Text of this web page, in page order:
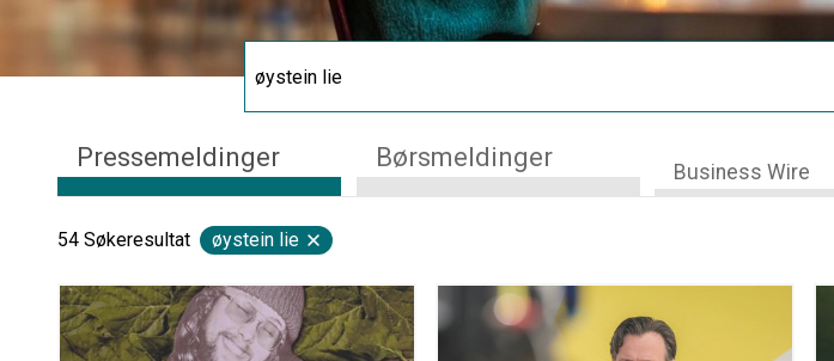
Pressemeldinger Børsmeldinger Business Wire
54 Søkeresultat øystein lie